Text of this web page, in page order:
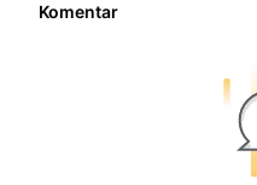
Komentar